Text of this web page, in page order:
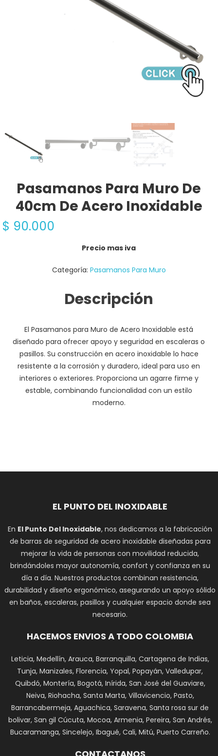
Pasamanos Para Muro De
40cm De Acero Inoxidable
$ 90.000
Precio mas iva
Categoría: Pasamanos Para Muro
Descripción
El Pasamanos para Muro de Acero Inoxidable está
diseñado para ofrecer apoyo y seguridad en escaleras o
pasillos. Su construcción en acero inoxidable lo hace
resistente a la corrosión y duradero, ideal para uso en
interiores o exteriores. Proporciona un agarre firme y
estable, combinando funcionalidad con un estilo
moderno.
EL PUNTO DEL INOXIDABLE
En El Punto Del Inoxidable, nos dedicamos a la fabricación
de barras de seguridad de acero inoxidable diseñadas para
mejorar la vida de personas con movilidad reducida,
brindándoles mayor autonomía, confort y confianza en su
día a día. Nuestros productos combinan resistencia,
durabilidad y diseño ergonómico, asegurando un apoyo sólido
en baños, escaleras, pasillos y cualquier espacio donde sea
necesario.
HACEMOS ENVIOS A TODO COLOMBIA
Leticia, Medellín, Arauca, Barranquilla, Cartagena de Indias,
Tunja, Manizales, Florencia, Yopal, Popayán, Valledupar,
Quibdó, Montería, Bogotá, Inírida, San José del Guaviare,
Neiva, Riohacha, Santa Marta, Villavicencio, Pasto,
Barrancabermeja, Aguachica, Saravena, Santa rosa sur de
bolivar, San gil Cúcuta, Mocoa, Armenia, Pereira, San Andrés,
Bucaramanga, Sincelejo, Ibagué, Cali, Mitú, Puerto Carreño.